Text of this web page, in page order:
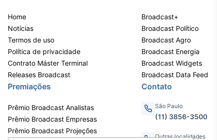
Home
Notícias
Termos de uso
Política de privacidade
Contrato Máster Terminal
Releases Broadcast
Broadcast+
Broadcast Político
Broadcast Agro
Broadcast Energia
Broadcast Widgets
Broadcast Data Feed
Premiações
Prêmio Broadcast Analistas
Prêmio Broadcast Empresas
Prêmio Broadcast Projeções
Contato
São Paulo
(11) 3856-3500
Outras localidades